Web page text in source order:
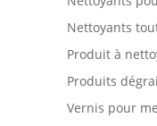
Nettoyants
Produit à
Produits
Vernis pour